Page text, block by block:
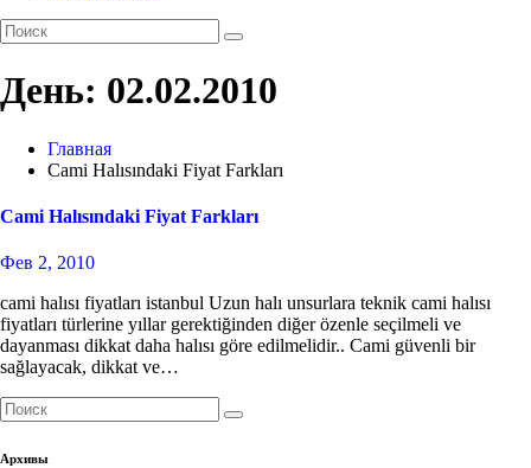
День: 02.02.2010
Главная
Cami Halısındaki Fiyat Farkları
Cami Halısındaki Fiyat Farkları
Фев 2, 2010
cami halısı fiyatları istanbul Uzun halı unsurlara teknik cami halısı
fiyatları türlerine yıllar gerektiğinden diğer özenle seçilmeli ve
dayanması dikkat daha halısı göre edilmelidir.. Cami güvenli bir
sağlayacak, dikkat ve…
Архивы